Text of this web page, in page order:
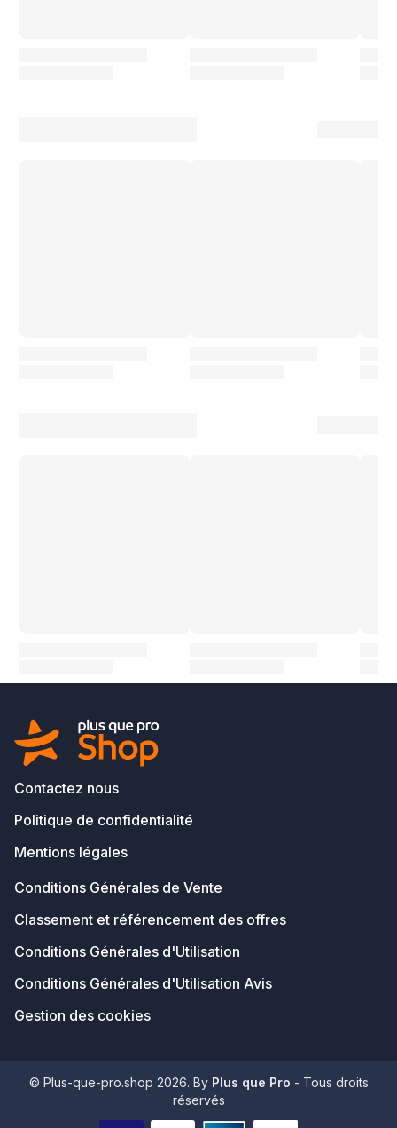
Contactez nous
Politique de confidentialité
Mentions légales
Conditions Générales de Vente
Classement et référencement des offres
Conditions Générales d'Utilisation
Conditions Générales d'Utilisation Avis
Gestion des cookies
© Plus-que-pro.shop 2026. By Plus que Pro - Tous droits
réservés